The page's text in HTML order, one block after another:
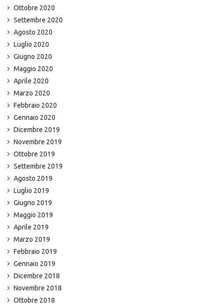
Ottobre 2020
Settembre 2020
Agosto 2020
Luglio 2020
Giugno 2020
Maggio 2020
Aprile 2020
Marzo 2020
Febbraio 2020
Gennaio 2020
Dicembre 2019
Novembre 2019
Ottobre 2019
Settembre 2019
Agosto 2019
Luglio 2019
Giugno 2019
Maggio 2019
Aprile 2019
Marzo 2019
Febbraio 2019
Gennaio 2019
Dicembre 2018
Novembre 2018
Ottobre 2018